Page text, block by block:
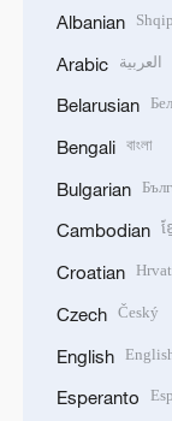
Albanian Shqip
Arabic العربية
Belarusian
Bengali বাংলা
Bulgarian
Cambodian ខ្
Croatian
Czech Český
English
Esperanto